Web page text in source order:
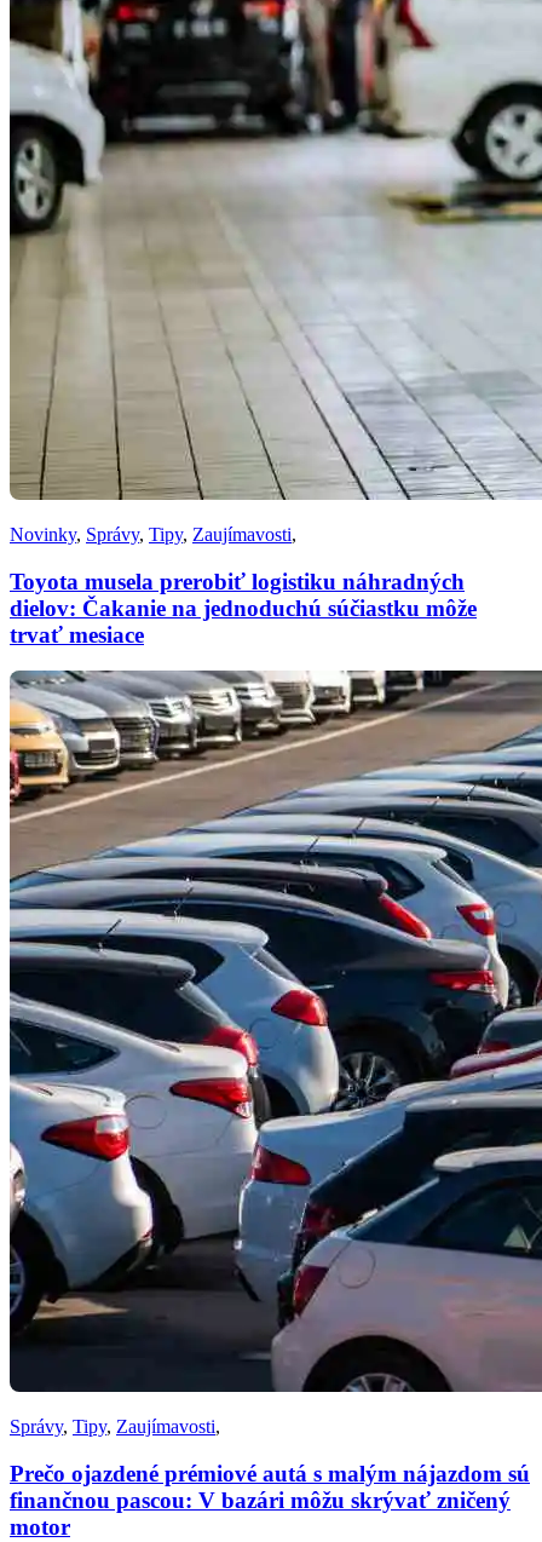
Novinky, Správy, Tipy, Zaujímavosti,
Toyota musela prerobiť logistiku náhradných
dielov: Čakanie na jednoduchú súčiastku môže
trvať mesiace
Správy, Tipy, Zaujímavosti,
Prečo ojazdené prémiové autá s malým nájazdom sú
finančnou pascou: V bazári môžu skrývať zničený
motor